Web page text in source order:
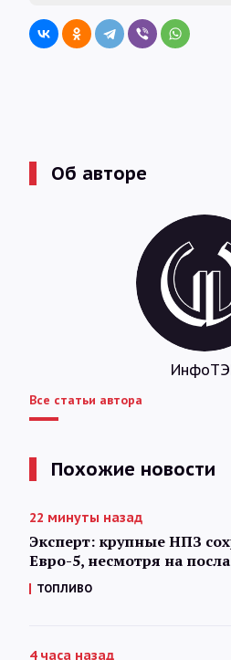
Об авторе
Все статьи автора
Похожие новости
22 минуты назад
Эксперт: крупные НПЗ
Евро-5, несмотря на
ТОПЛИВО
4 часа назад